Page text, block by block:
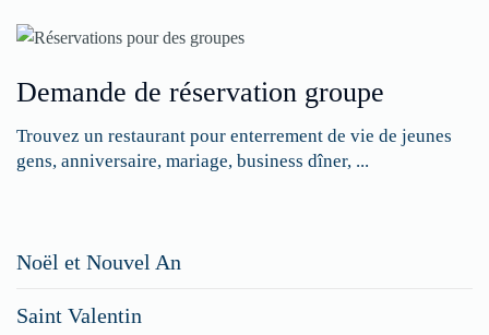
Demande de réservation groupe
Trouvez un restaurant pour enterrement de vie de jeunes
gens, anniversaire, mariage, business dîner, ...
Noël et Nouvel An
Saint Valentin